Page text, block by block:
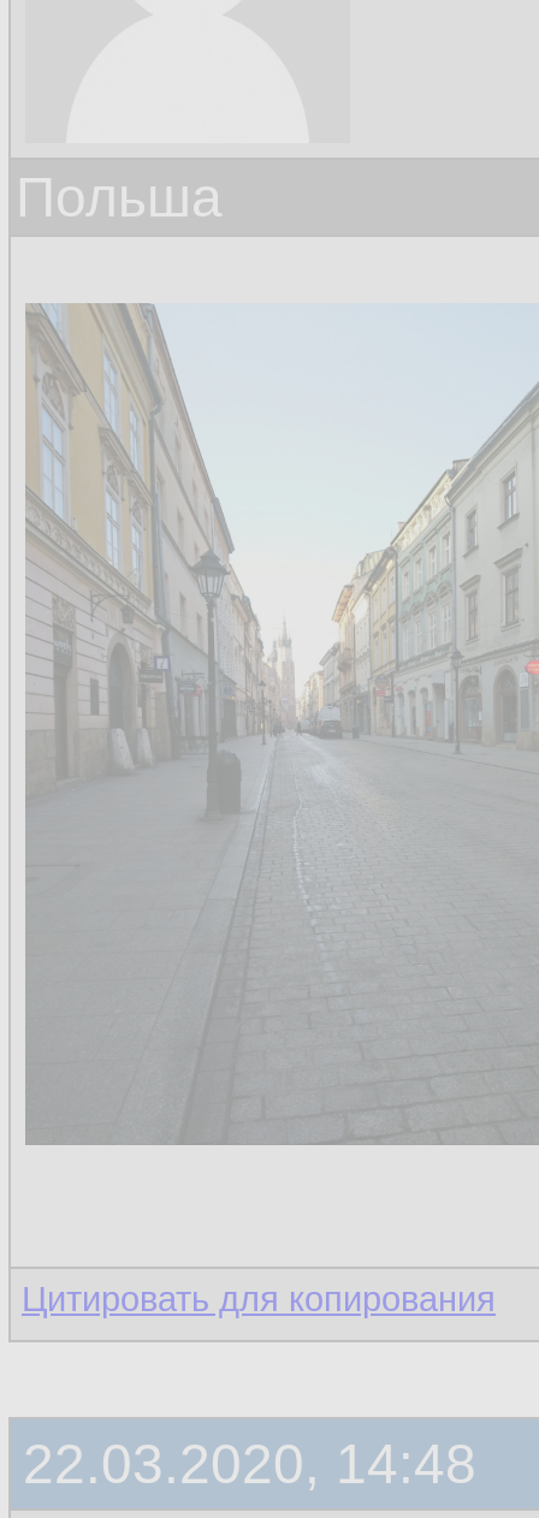
Польша
Цитировать для копирования
22.03.2020, 14:48